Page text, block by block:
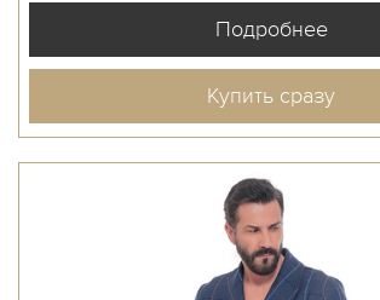
Купить сразу